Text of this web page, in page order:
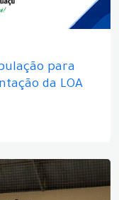
para
da LOA